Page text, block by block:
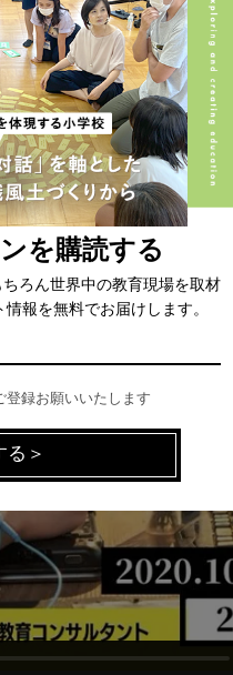
を購読する
ろん世界中の教育現場を取材
報を無料でお届けします。
登録お願いいたします